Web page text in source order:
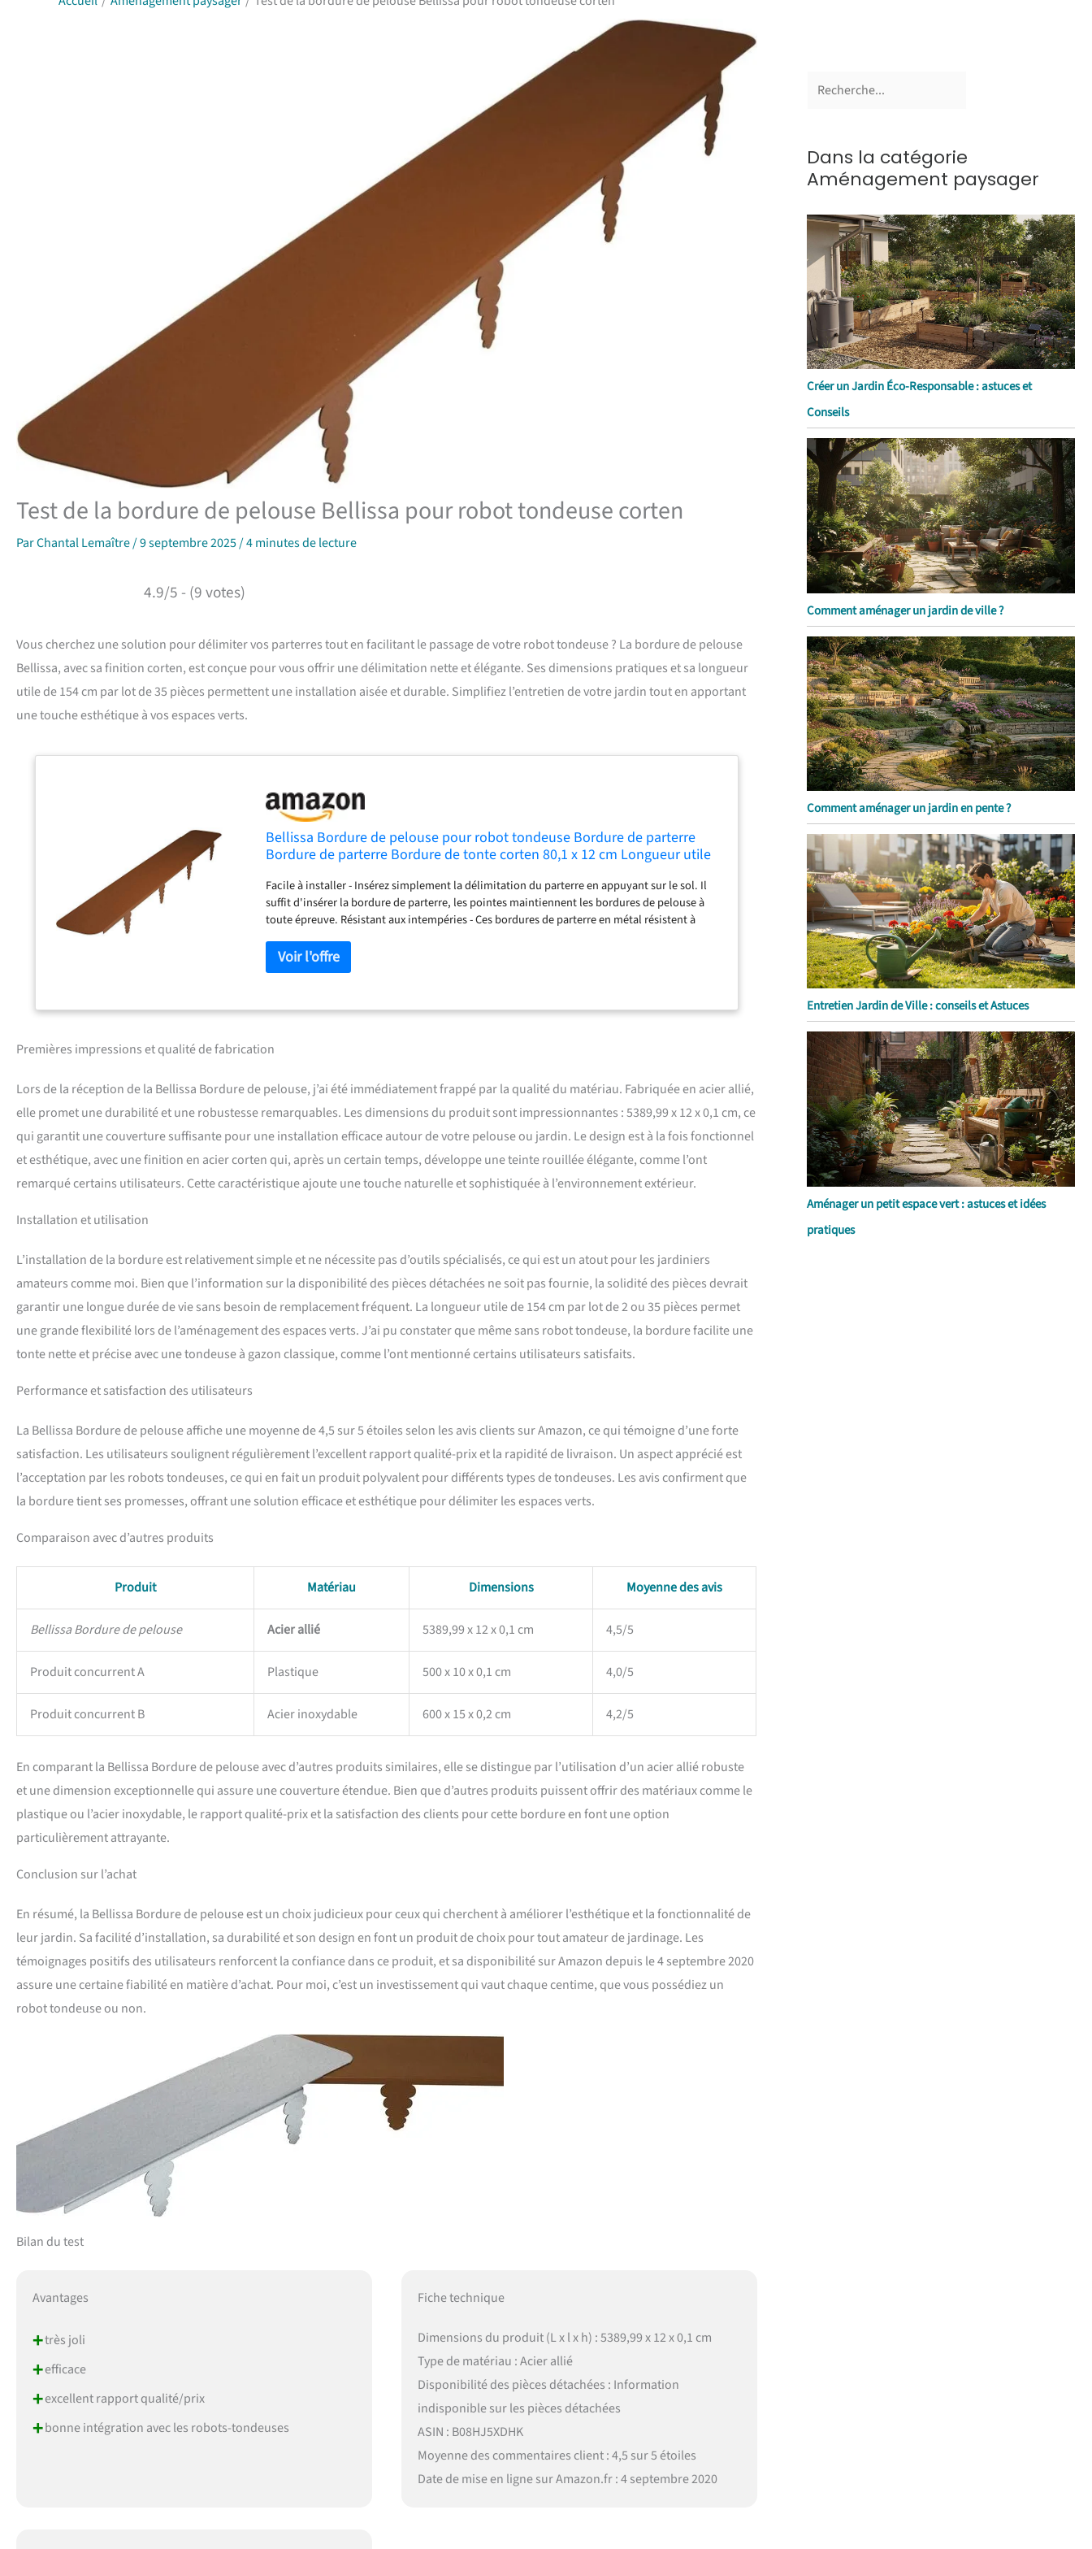
Test de la bordure de pelouse Bellissa pour robot tondeuse corten
ParChantal Lemaître/9 septembre 2025/4 minutes de lecture
4.9/5 - (9 votes)
Vous cherchez une solution pour délimiter vos parterres tout en facilitant le passage de votre robot tondeuse ? La bordure de pelouse
Bellissa, avec sa finition corten, est conçue pour vous offrir une délimitation nette et élégante. Ses dimensions pratiques et sa longueur
utile de 154 cm par lot de 35 pièces permettent une installation aisée et durable. Simplifiez l’entretien de votre jardin tout en apportant
une touche esthétique à vos espaces verts.
Bellissa Bordure de pelouse pour robot tondeuse Bordure de parterre
Bordure de parterre Bordure de tonte corten 80,1 x 12 cm Longueur utile
Facile à installer - Insérez simplement la délimitation du parterre en appuyant sur le sol. Il
suffit d'insérer la bordure de parterre, les pointes maintiennent les bordures de pelouse à
toute épreuve. Résistant aux intempéries - Ces bordures de parterre en métal résistent à
toutes les conditions météorologiques. La délimitation du gazon fait toujours bonne figure.
Utilisation : cette bordure de gazon est adaptée comme délimitation de parterre,
délimitation des bords, délimitation du jardin, bordure de chemin, bordure de jardin et peut
supérieure est très stable et présente une épaisseur de matériau plus élevée. La séparation
délimitation de bordure de gazon est un produit de la marque Bellissa. Cette marque est
Premières impressions et qualité de fabrication
Lors de la réception de la Bellissa Bordure de pelouse, j’ai été immédiatement frappé par la qualité du matériau. Fabriquée en acier allié,
elle promet une durabilité et une robustesse remarquables. Les dimensions du produit sont impressionnantes : 5389,99 x 12 x 0,1 cm, ce
qui garantit une couverture suffisante pour une installation efficace autour de votre pelouse ou jardin. Le design est à la fois fonctionnel
et esthétique, avec une finition en acier corten qui, après un certain temps, développe une teinte rouillée élégante, comme l’ont
remarqué certains utilisateurs. Cette caractéristique ajoute une touche naturelle et sophistiquée à l’environnement extérieur.
Installation et utilisation
L’installation de la bordure est relativement simple et ne nécessite pas d’outils spécialisés, ce qui est un atout pour les jardiniers
amateurs comme moi. Bien que l’information sur la disponibilité des pièces détachées ne soit pas fournie, la solidité des pièces devrait
garantir une longue durée de vie sans besoin de remplacement fréquent. La longueur utile de 154 cm par lot de 2 ou 35 pièces permet
une grande flexibilité lors de l’aménagement des espaces verts. J’ai pu constater que même sans robot tondeuse, la bordure facilite une
tonte nette et précise avec une tondeuse à gazon classique, comme l’ont mentionné certains utilisateurs satisfaits.
Performance et satisfaction des utilisateurs
La Bellissa Bordure de pelouse affiche une moyenne de 4,5 sur 5 étoiles selon les avis clients sur Amazon, ce qui témoigne d’une forte
satisfaction. Les utilisateurs soulignent régulièrement l’excellent rapport qualité-prix et la rapidité de livraison. Un aspect apprécié est
l’acceptation par les robots tondeuses, ce qui en fait un produit polyvalent pour différents types de tondeuses. Les avis confirment que
la bordure tient ses promesses, offrant une solution efficace et esthétique pour délimiter les espaces verts.
Comparaison avec d’autres produits
Produit Matériau Dimensions Moyenne des avis
Bellissa Bordure de pelouse Acier allié 5389,99 x 12 x 0,1 cm 4,5/5
Produit concurrent A Plastique 500 x 10 x 0,1 cm 4,0/5
Produit concurrent B Acier inoxydable 600 x 15 x 0,2 cm 4,2/5
En comparant la Bellissa Bordure de pelouse avec d’autres produits similaires, elle se distingue par l’utilisation d’un acier allié robuste
et une dimension exceptionnelle qui assure une couverture étendue. Bien que d’autres produits puissent offrir des matériaux comme le
plastique ou l’acier inoxydable, le rapport qualité-prix et la satisfaction des clients pour cette bordure en font une option
particulièrement attrayante.
Conclusion sur l’achat
En résumé, la Bellissa Bordure de pelouse est un choix judicieux pour ceux qui cherchent à améliorer l’esthétique et la fonctionnalité de
leur jardin. Sa facilité d’installation, sa durabilité et son design en font un produit de choix pour tout amateur de jardinage. Les
témoignages positifs des utilisateurs renforcent la confiance dans ce produit, et sa disponibilité sur Amazon depuis le 4 septembre 2020
assure une certaine fiabilité en matière d’achat. Pour moi, c’est un investissement qui vaut chaque centime, que vous possédiez un
robot tondeuse ou non.
Bilan du test
Avantages
+très joli
+efficace
+excellent rapport qualité/prix
+bonne intégration avec les robots-tondeuses
Fiche technique
Dimensions du produit (L x l x h) : 5389,99 x 12 x 0,1 cm
Type de matériau : Acier allié
Disponibilité des pièces détachées : Information
indisponible sur les pièces détachées
ASIN : B08HJ5XDHK
Moyenne des commentaires client : 4,5 sur 5 étoiles
Date de mise en ligne sur Amazon.fr : 4 septembre 2020
Dans la catégorie
Aménagement paysager
Créer un Jardin Éco-Responsable : astuces et
Conseils
Comment aménager un jardin de ville ?
Comment aménager un jardin en pente ?
Entretien Jardin de Ville : conseils et Astuces
Aménager un petit espace vert : astuces et idées
pratiques